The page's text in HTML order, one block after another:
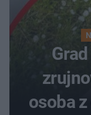
osoba